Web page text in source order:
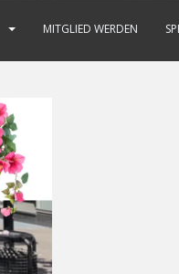
MITGLIED WERDEN